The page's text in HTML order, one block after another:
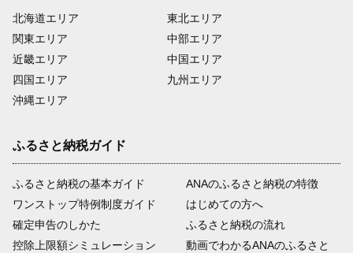
北海道エリア
関東エリア
近畿エリア
四国エリア
沖縄エリア
東北エリア
中部エリア
中国エリア
九州エリア
ふるさと納税ガイド
ふるさと納税の基本ガイド
ワンストップ特例制度ガイド
確定申告のしかた
控除上限額シミュレーション
ANAのふるさと納税の特徴
はじめての方へ
ふるさと納税の流れ
動画でわかるANAのふるさと